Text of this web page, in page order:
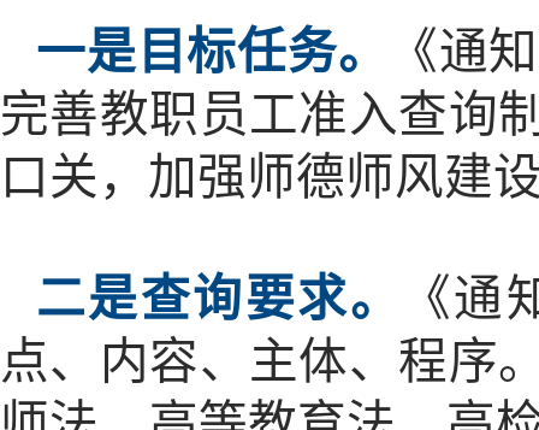
一是目标任务。
《通
完善教职员工准入查询
口关，加强师德师风建
二是查询要求。
《
点、内容、主体、程序